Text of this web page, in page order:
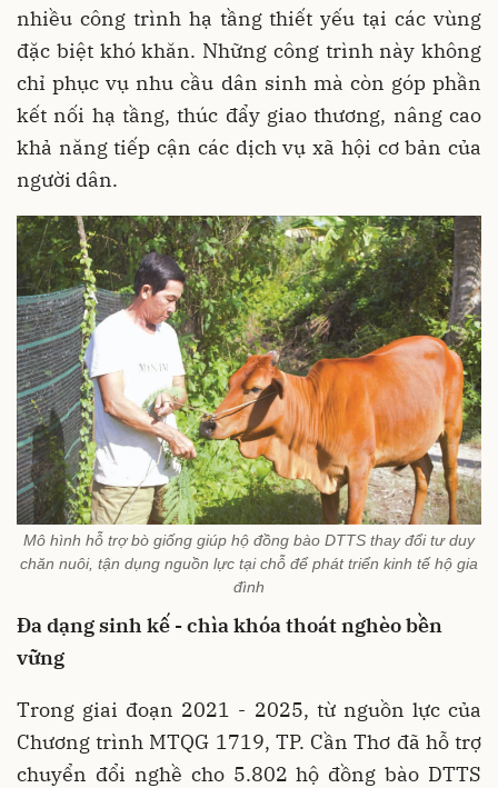
nhiều công trình hạ tầng thiết yếu tại các vùng
đặc biệt khó khăn. Những công trình này không
chỉ phục vụ nhu cầu dân sinh mà còn góp phần
kết nối hạ tầng, thúc đẩy giao thương, nâng cao
khả năng tiếp cận các dịch vụ xã hội cơ bản của
người dân.
Mô hình hỗ trợ bò giống giúp hộ đồng bào DTTS thay đổi tư duy
chăn nuôi, tận dụng nguồn lực tại chỗ để phát triển kinh tế hộ gia
đình
Đa dạng sinh kế - chìa khóa thoát nghèo bền
vững
Trong giai đoạn 2021 - 2025, từ nguồn lực của
Chương trình MTQG 1719, TP. Cần Thơ đã hỗ trợ
chuyển đổi nghề cho 5.802 hộ đồng bào DTTS